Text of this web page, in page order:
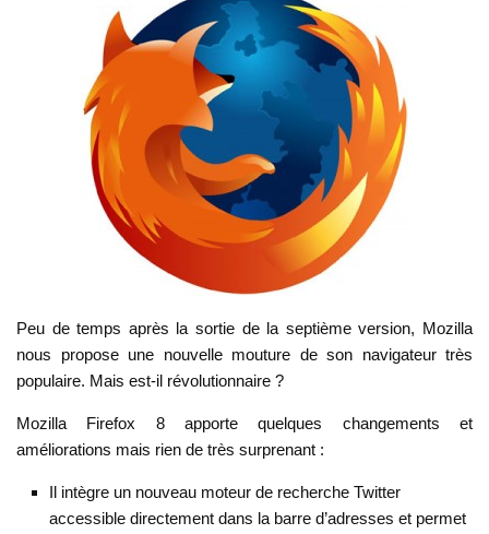
Peu de temps après la sortie de la septième version, Mozilla
nous propose une nouvelle mouture de son navigateur très
populaire. Mais est-il révolutionnaire ?
Mozilla Firefox 8 apporte quelques changements et
améliorations mais rien de très surprenant :
Il intègre un nouveau moteur de recherche Twitter
accessible directement dans la barre d’adresses et permet